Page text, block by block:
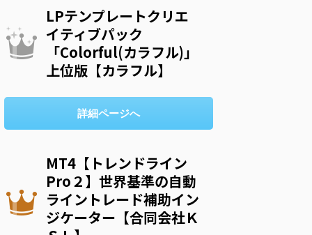
LPテンプレートクリエ
イティブパック
「Colorful(カラフル)」
上位版【カラフル】
詳細ページへ
MT4【トレンドライン
Pro２】世界基準の自動
ライントレード補助イン
ジケーター【合同会社Ｋ